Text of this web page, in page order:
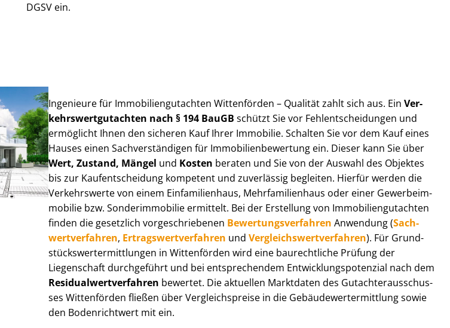
DGSV ein.
Ingenieure für Im­mo­bi­li­en­gut­ach­ten Wittenförden – Qualität zahlt sich aus. Ein Ver­
kehrs­wert­gut­ach­ten nach § 194 BauGB schützt Sie vor Fehl­ent­schei­dun­gen und
ermöglicht Ihnen den sicheren Kauf Ihrer Immobilie. Schalten Sie vor dem Kauf eines
Hauses einen Sach­ver­stän­di­gen für Im­mo­bi­li­en­be­wer­tung ein. Dieser kann Sie über
Wert, Zustand, Mängel und Kosten beraten und Sie von der Auswahl des Objektes
bis zur Kauf­ent­schei­dung kompetent und zuverlässig begleiten. Hierfür werden die
Verkehrswerte von einem Einfamilienhaus, Mehr­fa­mi­li­en­haus oder einer Ge­wer­be­im­
mo­bi­lie bzw. Sonderimmobilie ermittelt. Bei der Erstellung von Im­mo­bi­li­en­gut­ach­ten
finden die gesetzlich vor­ge­schrie­be­nen Be­wer­tungs­ver­fah­ren Anwendung (Sach­
wert­ver­fah­ren, Er­trags­wert­ver­fah­ren und Ver­gleichs­wert­ver­fah­ren). Für Grund­
stücks­wert­ermitt­lun­gen in Wittenförden wird eine baurechtliche Prüfung der
Liegenschaft durchgeführt und bei entsprechendem Ent­wick­lungs­po­ten­zi­al nach dem
Re­si­du­al­wert­ver­fah­ren bewertet. Die aktuellen Marktdaten des Gut­ach­ter­aus­schus­
ses Wittenförden fließen über Ver­gleichs­prei­se in die Ge­bäu­de­wert­ermitt­lung sowie
den Bodenrichtwert mit ein.